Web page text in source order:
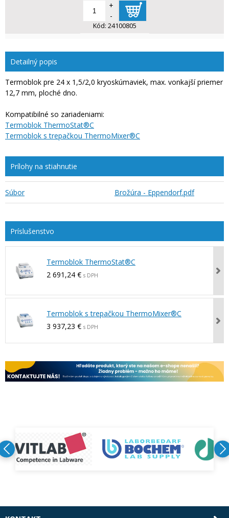
+
-
Kód: 24100805
Detailný popis
Termoblok pre 24 x 1,5/2,0 kryoskúmaviek, max. vonkajší priemer
12,7 mm, ploché dno.
Kompatibilné so zariadeniami:
Termoblok ThermoStat®C
Termoblok s trepačkou ThermoMixer®C
Prílohy na stiahnutie
Súbor Brožúra - Eppendorf.pdf
Termoblok ThermoStat®C
2 691,24 € s DPH
Termoblok s trepačkou ThermoMixer®C
3 937,23 € s DPH